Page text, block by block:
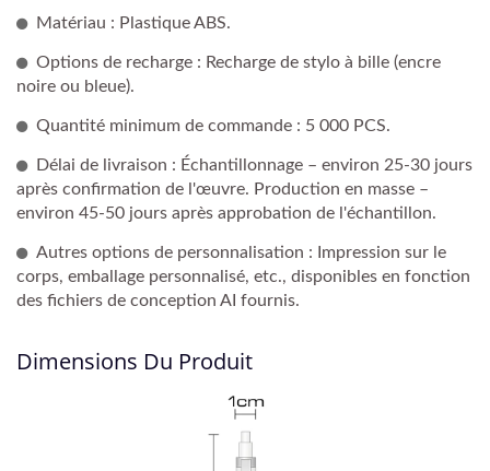
Matériau : Plastique ABS.
Options de recharge : Recharge de stylo à bille (encre
noire ou bleue).
Quantité minimum de commande : 5 000 PCS.
Délai de livraison : Échantillonnage – environ 25-30 jours
après confirmation de l'œuvre. Production en masse –
environ 45-50 jours après approbation de l'échantillon.
Autres options de personnalisation : Impression sur le
corps, emballage personnalisé, etc., disponibles en fonction
des fichiers de conception AI fournis.
Dimensions Du Produit